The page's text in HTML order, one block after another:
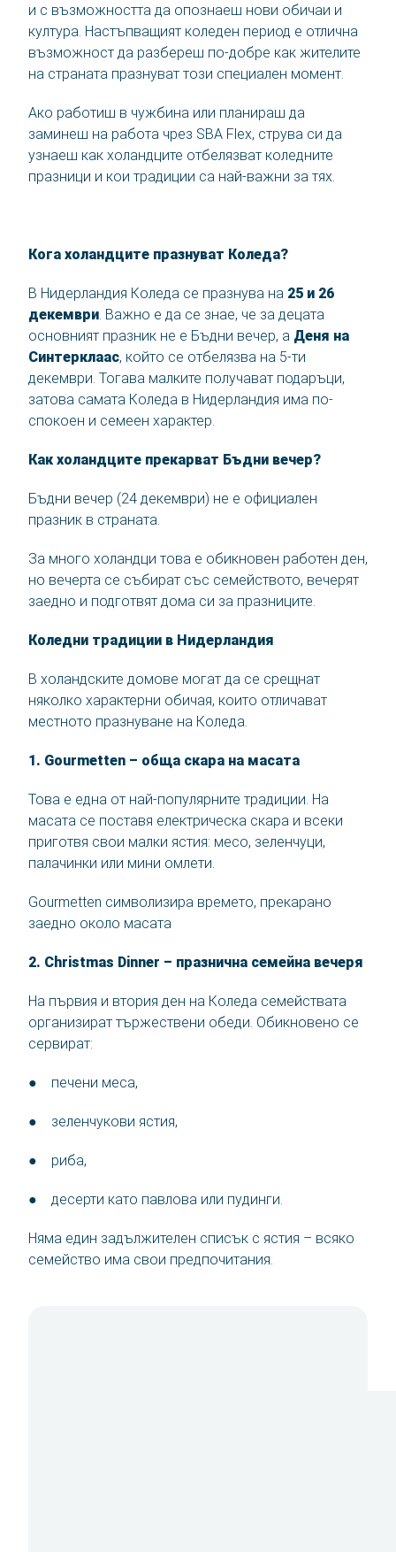
Контакт
SBA Flex Recruitment
Boogschutterstraat 5, 5015 BX Tilburg, Нидерландия
T:+31 (0)13 464 89 50 | E:recruitment@sbaflex.com
SBA Flex Recruitment EOOD
T:+359 (0) 2 423 21 84 | E:recruitment@sbaflex.bg
Обадете ни се
Изпратете ни имейл съобщение
и с възможността да опознаеш нови обичаи и
култура. Настъпващият коледен период е отлична
възможност да разбереш по-добре как жителите
на страната празнуват този специален момент.
Ако работиш в чужбина или планираш да
заминеш на работа чрез SBA Flex, струва си да
узнаеш как холандците отбелязват коледните
празници и кои традиции са най-важни за тях.
Кога холандците празнуват Коледа?
В Нидерландия Коледа се празнува на 25 и 26
декември . Важно е да се знае, че за децата
основният празник не е Бъдни вечер, а Деня на
Синтерклаас, който се отбелязва на 5-ти
декември. Тогава малките получават подаръци,
затова самата Коледа в Нидерландия има по-
спокоен и семеен характер.
Как холандците прекарват Бъдни вечер?
Бъдни вечер (24 декември) не е официален
празник в страната.
За много холандци това е обикновен работен ден,
но вечерта се събират със семейството, вечерят
заедно и подготвят дома си за празниците.
Коледни традиции в Нидерландия
В холандските домове могат да се срещнат
няколко характерни обичая, които отличават
местното празнуване на Коледа.
1. Gourmetten – обща скара на масата
Това е една от най-популярните традиции. На
масата се поставя електрическа скара и всеки
приготвя свои малки ястия: месо, зеленчуци,
палачинки или мини омлети.
Gourmetten символизира времето, прекарано
заедно около масата
2. Christmas Dinner – празнична семейна вечеря
На първия и втория ден на Коледа семействата
организират тържествени обеди. Обикновено се
сервират:
● печени меса,
● зеленчукови ястия,
● риба,
● десерти като павлова или пудинги.
Няма един задължителен списък с ястия – всяко
семейство има свои предпочитания.